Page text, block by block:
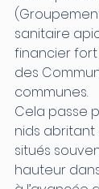
sanitaire
financier
des
communes.
Cela passe
nids abritant
situés
hauteur